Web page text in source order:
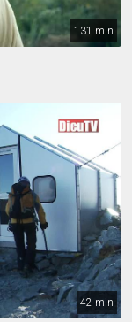
131 min
42 min